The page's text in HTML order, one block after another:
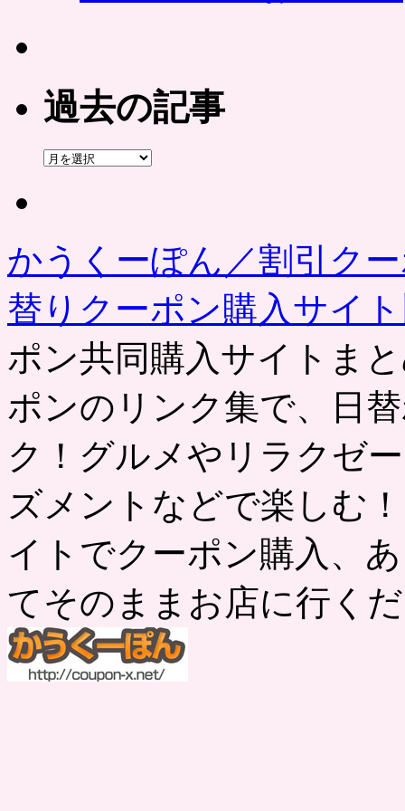
過去の記事
過
かうくーぽん／割引ク
替りクーポン購入サイ
ポン共同購入サイトま
ポンのリンク集で、日
ク！グルメやリラクゼ
ズメントなどで楽しむ
イトでクーポン購入、
てそのままお店に行く